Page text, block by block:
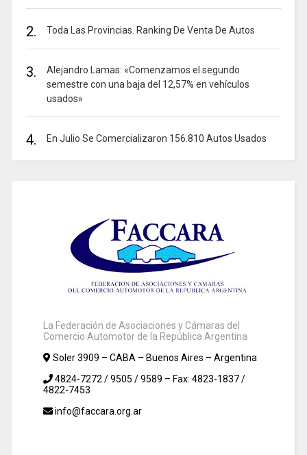
2. Toda Las Provincias. Ranking De Venta De Autos
3.
Alejandro Lamas: «Comenzamos el segundo
semestre con una baja del 12,57% en vehículos
usados»
4. En Julio Se Comercializaron 156.810 Autos Usados
La Federación de Asociaciones y Cámaras del
Comercio Automotor de la República Argentina
Soler 3909 – CABA – Buenos Aires – Argentina
4824-7272 / 9505 / 9589 – Fax: 4823-1837 /
4822-7453
info@faccara.org.ar